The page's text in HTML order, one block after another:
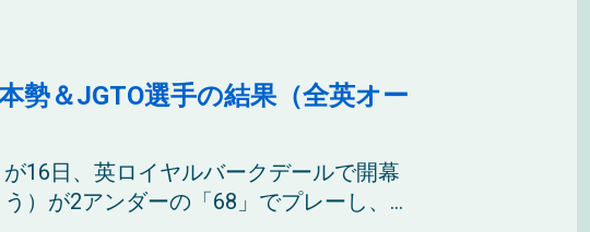
勢＆JGTO選手の結果（全英オー
16日、英ロイヤルバークデールで開幕
）が2アンダーの「68」でプレーし、...